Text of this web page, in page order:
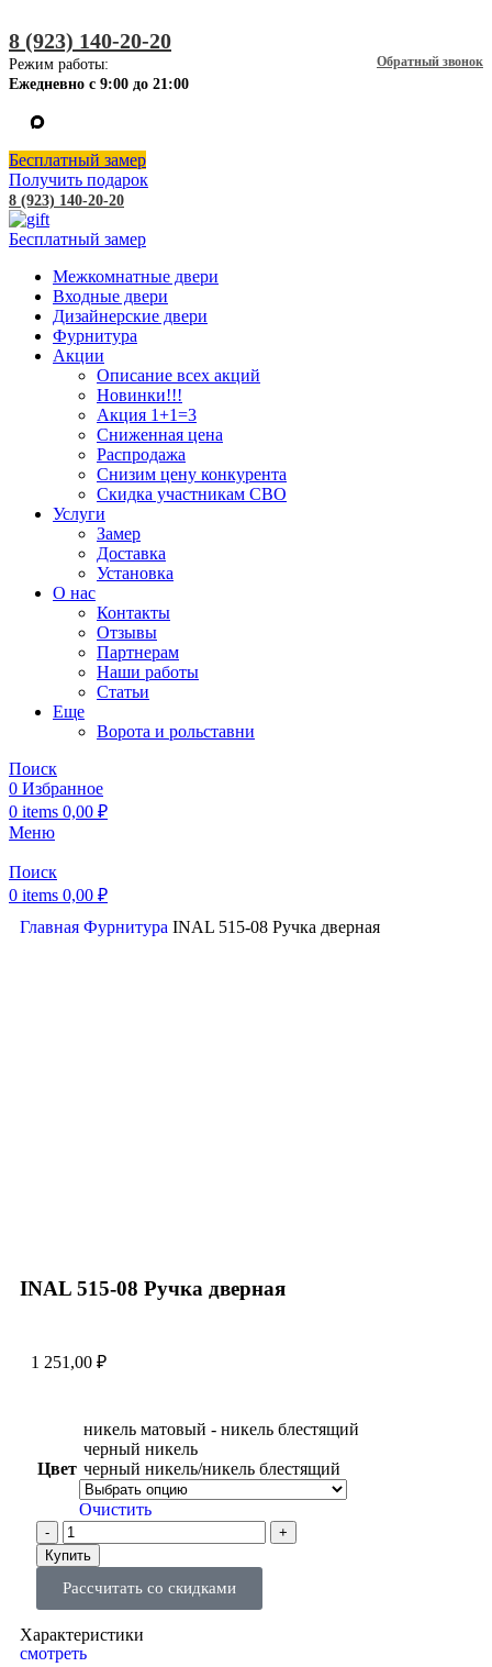
8 (923) 140-20-20
Обратный звонок
Режим работы:
Ежедневно с 9:00 до 21:00
Бесплатный замер
Получить подарок
8 (923) 140-20-20
Бесплатный замер
Межкомнатные двери
Входные двери
Дизайнерские двери
Фурнитура
Акции
Описание всех акций
Новинки!!!
Акция 1+1=3
Сниженная цена
Распродажа
Снизим цену конкурента
Скидка участникам СВО
Услуги
Замер
Доставка
Установка
О нас
Контакты
Отзывы
Партнерам
Наши работы
Статьи
Еще
Ворота и рольставни
Поиск
0 Избранное
0 items 0,00 ₽
Меню
Поиск
0 items 0,00 ₽
Главная Фурнитура INAL 515-08 Pучка дверная
INAL 515-08 Pучка дверная
1 251,00 ₽
Цвет
никель матовый - никель блестящий
черный никель
черный никель/никель блестящий
Очистить
Купить
Рассчитать со скидками
Характеристики
смотреть